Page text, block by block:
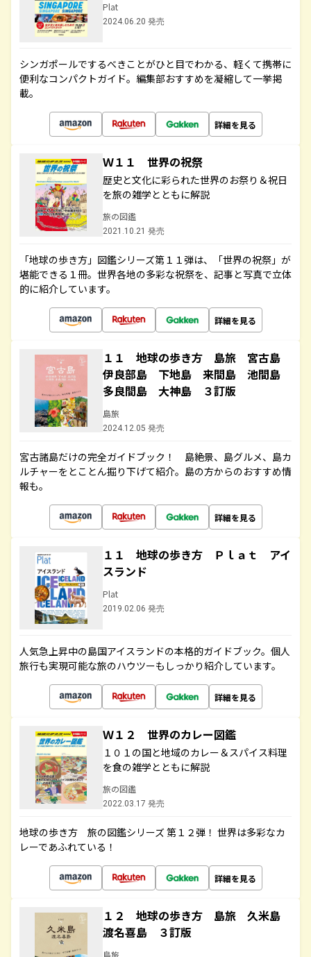
Plat
2024.06.20 発売
シンガポールでするべきことがひと目でわかる、軽くて携帯に
便利なコンパクトガイド。編集部おすすめを凝縮して一挙掲
載。
詳細を見る
Ｗ１１ 世界の祝祭
歴史と文化に彩られた世界のお祭り＆祝日
を旅の雑学とともに解説
旅の図鑑
2021.10.21 発売
「地球の歩き方」図鑑シリーズ第１１弾は、「世界の祝祭」が
堪能できる１冊。世界各地の多彩な祝祭を、記事と写真で立体
的に紹介しています。
詳細を見る
１１ 地球の歩き方 島旅 宮古島
伊良部島 下地島 来間島 池間島
多良間島 大神島 ３訂版
島旅
2024.12.05 発売
宮古諸島だけの完全ガイドブック！ 島絶景、島グルメ、島カ
ルチャーをとことん掘り下げて紹介。島の方からのおすすめ情
報も。
詳細を見る
１１ 地球の歩き方 Ｐｌａｔ アイ
スランド
Plat
2019.02.06 発売
人気急上昇中の島国アイスランドの本格的ガイドブック。個人
旅行も実現可能な旅のハウツーもしっかり紹介しています。
詳細を見る
Ｗ１２ 世界のカレー図鑑
１０１の国と地域のカレー＆スパイス料理
を食の雑学とともに解説
旅の図鑑
2022.03.17 発売
地球の歩き方 旅の図鑑シリーズ 第１２弾！ 世界は多彩なカ
レーであふれている！
詳細を見る
１２ 地球の歩き方 島旅 久米島
渡名喜島 ３訂版
島旅